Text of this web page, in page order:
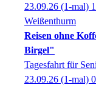
23.09.26 (1-mal)
Weißenthurm
Reisen ohne
Birgel"
Tagesfahrt für
23.09.26 (1-mal)